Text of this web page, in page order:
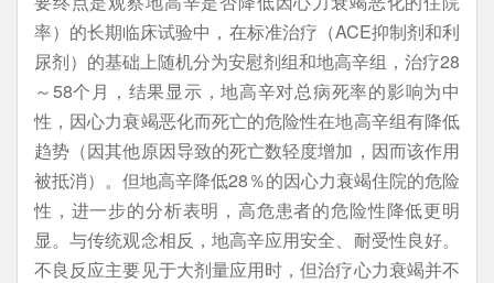
率）的长期临床试验中，在标准治疗（ACE抑制剂和利
尿剂）的基础上随机分为安慰剂组和地高辛组，治疗28
～58个月，结果显示，地高辛对总病死率的影响为中
性，因心力衰竭恶化而死亡的危险性在地高辛组有降低
趋势（因其他原因导致的死亡数轻度增加，因而该作用
被抵消）。但地高辛降低28％的因心力衰竭住院的危险
性，进一步的分析表明，高危患者的危险性降低更明
显。与传统观念相反，地高辛应用安全、耐受性良好。
不良反应主要见于大剂量应用时，但治疗心力衰竭并不